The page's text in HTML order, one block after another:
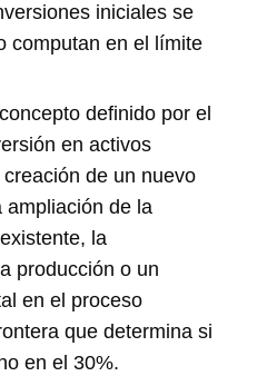
iniciales se
computan en el límite
definido por el
en activos
de un nuevo
ampliación de la
la
producción o un
en el proceso
que determina si
en el 30%.